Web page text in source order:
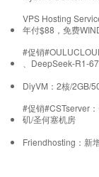
VPS Hosting
年付$88，免费
#促销
、DeepSeek-R1-
DiyVM：2核/2GB/
#促销#CSTserver
矶/圣何塞机房
Friendhosting：新